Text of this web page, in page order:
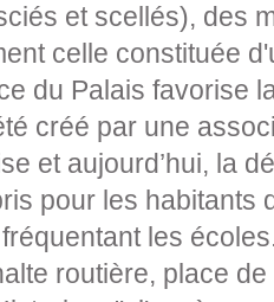
et scellés), des
celle constituée
du Palais favorise
créé par une
et aujourd’hui, la
pour les habitants
les
routière, place